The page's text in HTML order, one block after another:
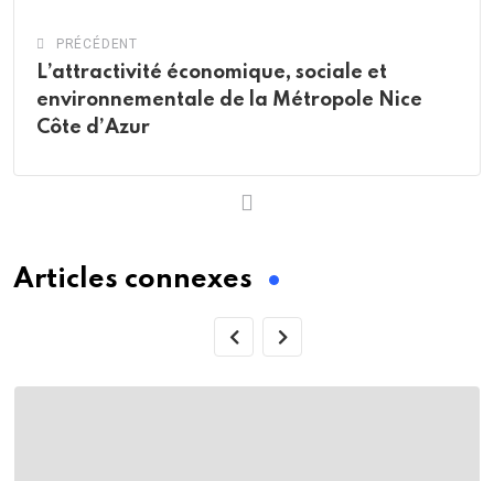
PRÉCÉDENT
L’attractivité économique, sociale et
environnementale de la Métropole Nice
Côte d’Azur
Articles connexes